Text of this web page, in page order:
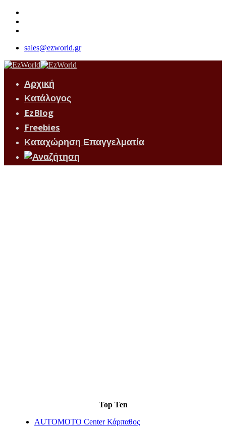
sales@ezworld.gr
Αρχική
Κατάλογος
EzBlog
Freebies
Καταχώρηση Επαγγελματία
Top Ten
AUTOMOTO Center Κάρπαθος